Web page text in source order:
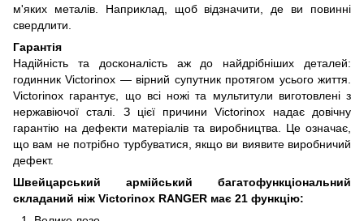
м'яких металів. Наприклад, щоб відзначити, де ви повинні
свердлити.
Гарантія
Надійність та досконалість аж до найдрібніших деталей:
годинник Victorinox — вірний супутник протягом усього життя.
Victorinox гарантує, що всі ножі та мультитули виготовлені з
нержавіючої сталі. З цієї причини Victorinox надає довічну
гарантію на дефекти матеріалів та виробництва. Це означає,
що вам не потрібно турбуватися, якщо ви виявите виробничий
дефект.
Швейцарський армійський багатофункціональний
складаний ніж Victorinox RANGER має 21 функцію: